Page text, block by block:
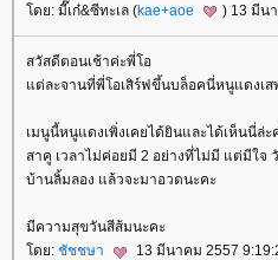
ดย: มี๊เก๋&ซีทะเล (kae+aoe ) 13 มีน
สวัสดีตอนเช้าค่ะพี่โอ
ต่ละจานที่พี่โอเสิร์ฟขึ้นบล็อคนี่หนูแดงเ
เมนูนี้หนูแดงเพิ่งเคยได้ยินและได้เห็นนี่ล่
สาคู เวลาไม่ค่อยมี 2 อย่างที่ไม่มี แต่มีใจ
บ้านลิ้มลอง แล้วจะมาอวดนะคะ
มีความสุขวันสีส้มนะคะ
ดย: ชัชชษา 13 มีนาคม 2557